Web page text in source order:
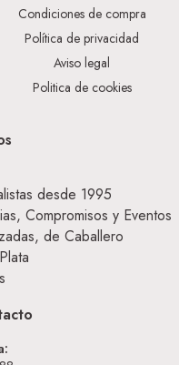
Condiciones de compra
Política de privacidad
Aviso legal
Politica de cookies
desde 1995
Compromisos y Eventos
de Caballero